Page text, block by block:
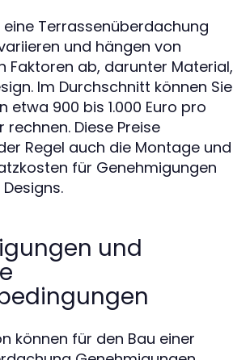
eine Terrassenüberdachung
und hängen von
Faktoren ab, darunter Material,
Im Durchschnitt können Sie
etwa 900 bis 1.000 Euro pro
Diese Preise
Regel auch die Montage und
für Genehmigungen
und
können für den Bau einer